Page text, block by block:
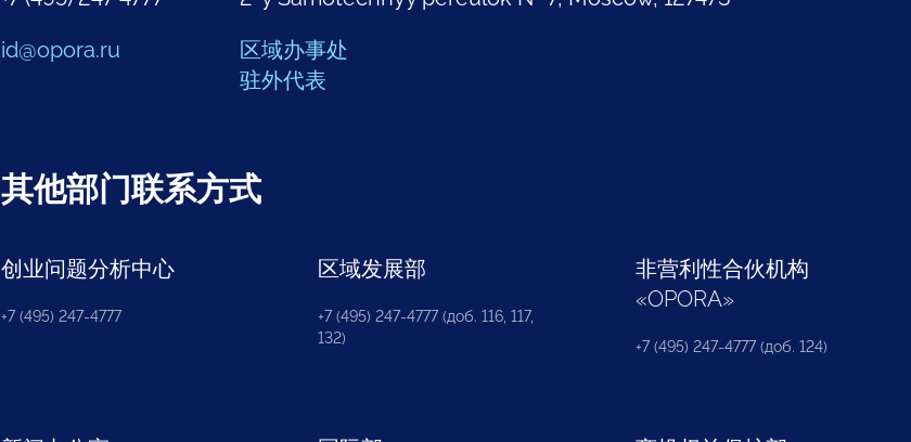
id@opora.ru
区域办事处
驻外代表
其他部门联系方式
创业问题分析中心
+7 (495) 247-4777
区域发展部
+7 (495) 247-4777 (доб. 116, 117,
132)
非营利性合伙机构
«OPORA»
+7 (495) 247-4777 (доб. 124)